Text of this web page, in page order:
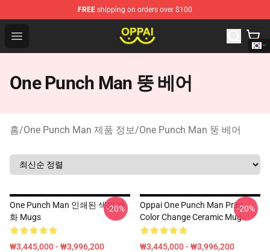
FREE shipping on orders over $100
Open menu
Oppai Store - Official Oppai Merchandise Shop
One Punch Man 뚱 베어
홈/One Punch Man 제품 정보/One Punch Man 뚱 베어
One Punch Man 인쇄된 색깔 변
화 Mugs
₩3,445,000 - ₩3,996,200
-20%
Oppai One Punch Man Print
Color Change Ceramic Mug
₩3,445,000 - ₩3,996,200
-20%